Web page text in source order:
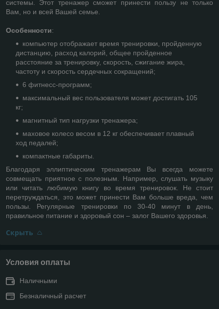
системы. Этот тренажер сможет принести пользу не только
Вам, но и всей Вашей семье.
Особенности:
компьютер отображает время тренировки, пройденную
дистанцию, расход калорий, общее пройденное
расстояние за тренировку, скорость, сжигание жира,
частоту и скорость сердечных сокращений;
6 фитнесс-программ;
максимальный вес пользователя может достигать 105
кг;
магнитный тип нагрузки тренажера;
маховое колесо весом в 12 кг обеспечивает плавный
ход педалей;
компактные габариты.
Благодаря эллиптическим тренажерам Вы всегда можете
совмещать приятное с полезным. Например, слушать музыку
или читать любимую книгу во время тренировок. Не стоит
перетруждаться, это может принести Вам больше вреда, чем
пользы. Регулярные тренировки по 30-40 минут в день,
правильное питание и здоровый сон – залог Вашего здоровья.
Скрыть
Условия оплаты
Наличными
Безналичный расчет